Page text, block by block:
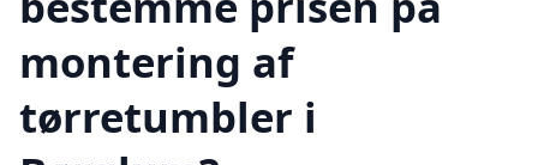
montering af
tørretumbler i